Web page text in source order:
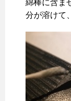
綿棒に含ま
分が溶けて